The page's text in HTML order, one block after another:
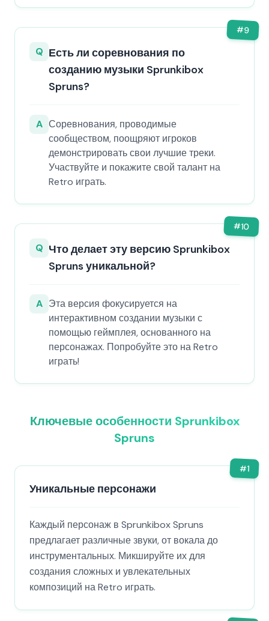
#9
Q Есть ли соревнования по
созданию музыки Sprunkibox
Spruns?
A Соревнования, проводимые
сообществом, поощряют игроков
демонстрировать свои лучшие треки.
Участвуйте и покажите свой талант на
Retro играть.
#10
Q Что делает эту версию Sprunkibox
Spruns уникальной?
A Эта версия фокусируется на
интерактивном создании музыки с
помощью геймплея, основанного на
персонажах. Попробуйте это на Retro
играть!
Ключевые особенности Sprunkibox
Spruns
#1
Уникальные персонажи
Каждый персонаж в Sprunkibox Spruns
предлагает различные звуки, от вокала до
инструментальных. Микшируйте их для
создания сложных и увлекательных
композиций на Retro играть.